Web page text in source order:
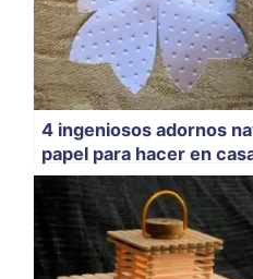
4 ingeniosos adornos
papel para hacer en